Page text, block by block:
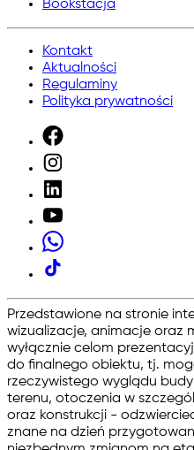
Bookstacja
Kontakt
Aktualności
Regulaminy
Polityka prywatności
Przedstawione na stronie
wizualizacje, animacje oraz
wyłącznie celom
do finalnego obiektu, tj.
rzeczywistego wyglądu
terenu, otoczenia w
oraz konstrukcji -
znane na dzień